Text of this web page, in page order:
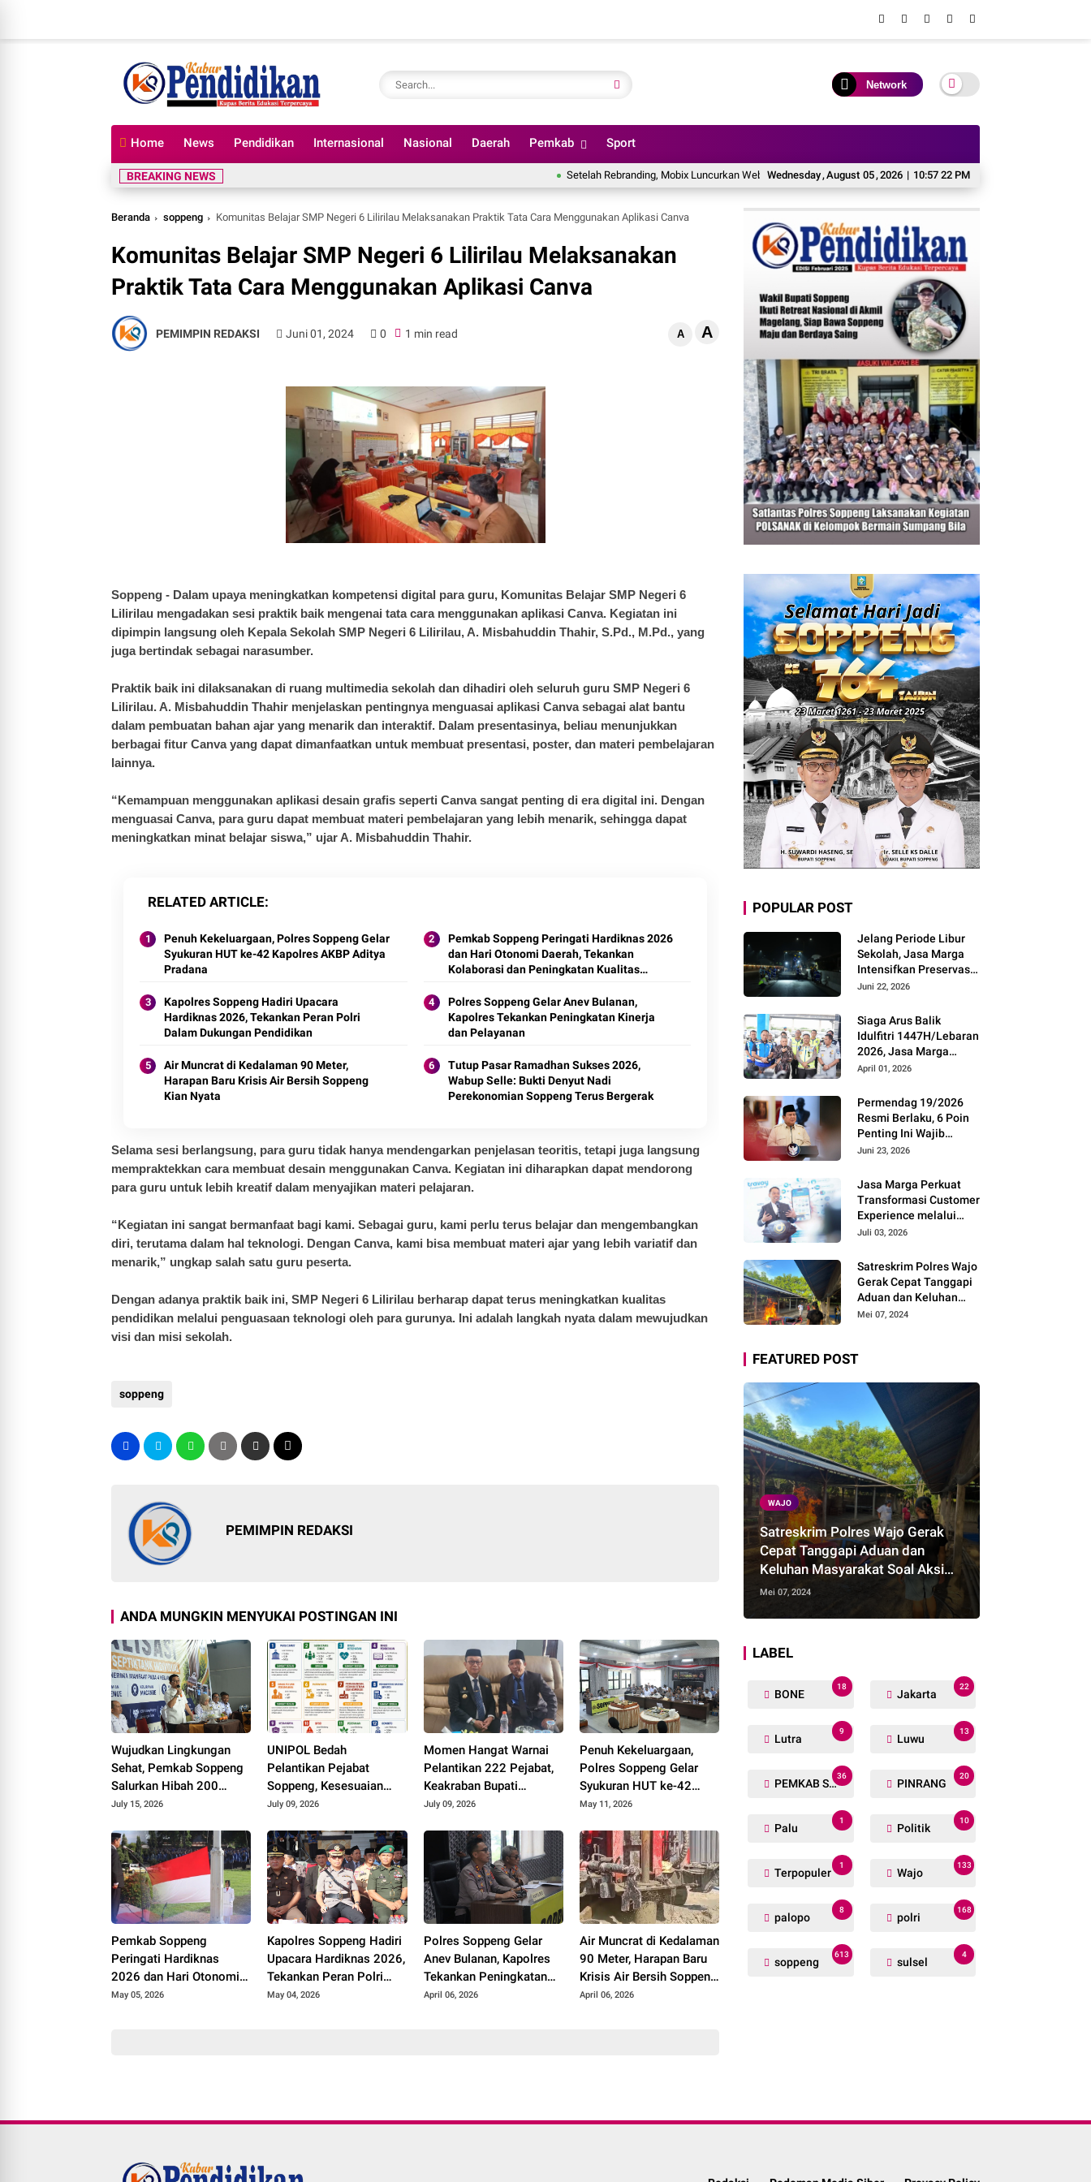
Network
Home News Pendidikan Internasional Nasional Daerah Pemkab Sport
Wednesday,August 05,2026 | 10:57 23 PM
BREAKING NEWS Setelah Rebranding, Mobix Luncurkan Website Baru untuk Tingkatkan Pengalaman Digital Pelanggan
Beranda soppeng Komunitas Belajar SMP Negeri 6 Lilirilau Melaksanakan Praktik Tata Cara Menggunakan Aplikasi Canva
Komunitas Belajar SMP Negeri 6 Lilirilau Melaksanakan
Praktik Tata Cara Menggunakan Aplikasi Canva
PEMIMPIN REDAKSI Juni 01, 2024 0 1 min read A A
Soppeng - Dalam upaya meningkatkan kompetensi digital para guru, Komunitas Belajar SMP Negeri 6
Lilirilau mengadakan sesi praktik baik mengenai tata cara menggunakan aplikasi Canva. Kegiatan ini
dipimpin langsung oleh Kepala Sekolah SMP Negeri 6 Lilirilau, A. Misbahuddin Thahir, S.Pd., M.Pd., yang
juga bertindak sebagai narasumber.
Praktik baik ini dilaksanakan di ruang multimedia sekolah dan dihadiri oleh seluruh guru SMP Negeri 6
Lilirilau. A. Misbahuddin Thahir menjelaskan pentingnya menguasai aplikasi Canva sebagai alat bantu
dalam pembuatan bahan ajar yang menarik dan interaktif. Dalam presentasinya, beliau menunjukkan
berbagai fitur Canva yang dapat dimanfaatkan untuk membuat presentasi, poster, dan materi pembelajaran
lainnya.
“Kemampuan menggunakan aplikasi desain grafis seperti Canva sangat penting di era digital ini. Dengan
menguasai Canva, para guru dapat membuat materi pembelajaran yang lebih menarik, sehingga dapat
meningkatkan minat belajar siswa,” ujar A. Misbahuddin Thahir.
RELATED ARTICLE
Penuh Kekeluargaan, Polres Soppeng Gelar
Syukuran HUT ke-42 Kapolres AKBP Aditya
Pradana
Pemkab Soppeng Peringati Hardiknas 2026
dan Hari Otonomi Daerah, Tekankan
Kolaborasi dan Peningkatan Kualitas
Kapolres Soppeng Hadiri Upacara
Hardiknas 2026, Tekankan Peran Polri
Dalam Dukungan Pendidikan
Polres Soppeng Gelar Anev Bulanan,
Kapolres Tekankan Peningkatan Kinerja
dan Pelayanan
Air Muncrat di Kedalaman 90 Meter,
Harapan Baru Krisis Air Bersih Soppeng
Kian Nyata
Tutup Pasar Ramadhan Sukses 2026,
Wabup Selle: Bukti Denyut Nadi
Perekonomian Soppeng Terus Bergerak
Selama sesi berlangsung, para guru tidak hanya mendengarkan penjelasan teoritis, tetapi juga langsung
mempraktekkan cara membuat desain menggunakan Canva. Kegiatan ini diharapkan dapat mendorong
para guru untuk lebih kreatif dalam menyajikan materi pelajaran.
“Kegiatan ini sangat bermanfaat bagi kami. Sebagai guru, kami perlu terus belajar dan mengembangkan
diri, terutama dalam hal teknologi. Dengan Canva, kami bisa membuat materi ajar yang lebih variatif dan
menarik,” ungkap salah satu guru peserta.
Dengan adanya praktik baik ini, SMP Negeri 6 Lilirilau berharap dapat terus meningkatkan kualitas
pendidikan melalui penguasaan teknologi oleh para gurunya. Ini adalah langkah nyata dalam mewujudkan
visi dan misi sekolah.
soppeng
PEMIMPIN REDAKSI
ANDA MUNGKIN MENYUKAI POSTINGAN INI
Wujudkan Lingkungan
Sehat, Pemkab Soppeng
Salurkan Hibah 200
Tangki Septik untuk
July 15, 2026
UNIPOL Bedah
Pelantikan Pejabat
Soppeng, Kesesuaian
Jabatan dan Disiplin Ilmu
July 09, 2026
Momen Hangat Warnai
Pelantikan 222 Pejabat,
Keakraban Bupati
Soppeng dan Kepala
July 09, 2026
Penuh Kekeluargaan,
Polres Soppeng Gelar
Syukuran HUT ke-42
Kapolres AKBP Aditya
May 11, 2026
Pemkab Soppeng
Peringati Hardiknas
2026 dan Hari Otonomi
Daerah, Tekankan
May 05, 2026
Kapolres Soppeng Hadiri
Upacara Hardiknas 2026,
Tekankan Peran Polri
Dalam Dukungan
May 04, 2026
Polres Soppeng Gelar
Anev Bulanan, Kapolres
Tekankan Peningkatan
Kinerja dan Pelayanan
April 06, 2026
Air Muncrat di Kedalaman
90 Meter, Harapan Baru
Krisis Air Bersih Soppeng
Kian Nyata
April 06, 2026
POPULAR POST
Jelang Periode Libur
Sekolah, Jasa Marga
Intensifkan Preservasi
Rutin Jalan Tol untuk
Keamanan dan
Kenyamanan
Perjalanan
Juni 22, 2026
Siaga Arus Balik
Idulfitri 1447H/Lebaran
2026, Jasa Marga
Pastikan Kesiapan
Pemudik Gunakan Rest
Area Alternatif
April 01, 2026
Permendag 19/2026
Resmi Berlaku, 6 Poin
Penting Ini Wajib
Diketahui Pengusaha
Juni 23, 2026
Jasa Marga Perkuat
Transformasi Customer
Experience melalui
Expert Sharing Session
dan Praktisi
Juli 03, 2026
Satreskrim Polres Wajo
Gerak Cepat Tanggapi
Aduan dan Keluhan
Masyarakat Soal Aksi
Mei 07, 2024
FEATURED POST
WAJO
Satreskrim Polres Wajo Gerak
Cepat Tanggapi Aduan dan
Keluhan Masyarakat Soal Aksi
Perjudian
Mei 07, 2024
LABEL
BONE
18
Jakarta
22
Lutra
9
Luwu
13
PEMKAB SOPPENG
36
PINRANG
20
Palu
1
Politik
10
Terpopuler
1
Wajo
133
palopo
8
polri
168
soppeng
613
sulsel
4